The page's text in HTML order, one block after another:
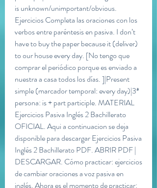
is unknown/unimportant/obvious.
Ejercicios Completa las oraciones con los
verbos entre paréntesis en pasiva. I don’t
have to buy the paper because it (deliver)
to our house every day. [No tengo que
comprar el periódico porque es enviado a
nuestra a casa todos los días. ]|Present
simple (marcador temporal: every day)|3ª
persona: is + part participle. MATERIAL
Ejercicios Pasiva Inglés 2 Bachillerato
OFICIAL. Aqui a continuacion se deja
disponible para descargar Ejercicios Pasiva
Inglés 2 Bachillerato PDF. ABRIR PDF |
DESCARGAR. Cómo practicar: ejercicios
de cambiar oraciones a voz pasiva en
inglés. Ahora es el momento de practicar: